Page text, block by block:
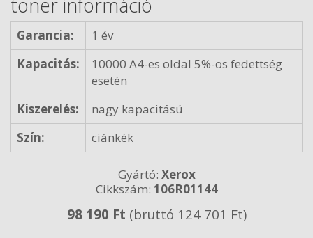
Garancia:
1 év
Kapacitás:
10000 A4-es oldal 5%-os fedettség
esetén
Kiszerelés:
nagy kapacitású
Szín:
ciánkék
Gyártó: Xerox
Cikkszám: 106R01144
98 190 Ft (bruttó 124 701 Ft)